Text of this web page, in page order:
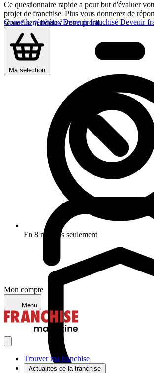
Conseils générauxDevenir franchisé Devenir
Ma sélection
Mon compte
Menu
Trouver ma franchise
Actualités de la franchise
Ce questionnaire rapide a pour but d'évaluer
projet de franchise. Plus vous donnerez de
score* sera fidèle à votre profil.
En 8 minutes seulement